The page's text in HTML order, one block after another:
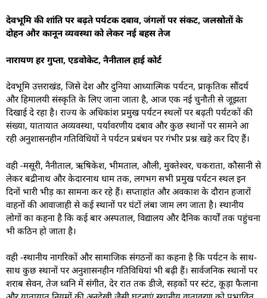
देवभूमि की शांति पर बढ़ते पर्यटक दबाव, जंगलों पर संकट, जलस्रोतों के
दोहन और कानून व्यवस्था को लेकर नई बहस तेज
नारायण हर गुप्ता, एडवोकेट, नैनीताल हाई कोर्ट
देवभूमि उत्तराखंड, जिसे देश और दुनिया आध्यात्मिक पर्यटन, प्राकृतिक सौंदर्य
और हिमालयी संस्कृति के लिए जाना जाता है, आज एक नई चुनौती से जूझता
दिखाई दे रहा है। राज्य के अधिकांश प्रमुख पर्यटन स्थलों पर बढ़ती पर्यटकों की
संख्या, यातायात अव्यवस्था, पर्यावरणीय दबाव और कुछ स्थानों पर सामने आ
रही अनुशासनहीन गतिविधियों ने पर्यटन प्रबंधन पर गंभीर प्रश्न खड़े कर दिए हैं।
वही -मसूरी, नैनीताल, ऋषिकेश, भीमताल, औली, मुक्तेश्वर, चकराता, कौसानी से
लेकर बद्रीनाथ और केदारनाथ धाम तक, लगभग सभी प्रमुख पर्यटन स्थल इन
दिनों भारी भीड़ का सामना कर रहे हैं। सप्ताहांत और अवकाश के दौरान हजारों
वाहनों की आवाजाही से कई स्थानों पर घंटों लंबा जाम लग जाता है। स्थानीय
लोगों का कहना है कि कई बार अस्पताल, विद्यालय और दैनिक कार्यों तक पहुंचना
भी कठिन हो जाता है।
वही -स्थानीय नागरिकों और सामाजिक संगठनों का कहना है कि पर्यटन के साथ-
साथ कुछ स्थानों पर अनुशासनहीन गतिविधियां भी बढ़ी हैं। सार्वजनिक स्थानों पर
शराब सेवन, तेज ध्वनि में संगीत, देर रात तक डीजे, सड़कों पर स्टंट, कूड़ा फैलाना